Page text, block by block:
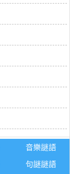
音樂謎語
句謎謎語